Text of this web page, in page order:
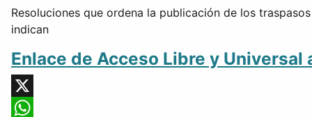
Resoluciones que ordena la publicación de los
indican
Enlace de Acceso Libre y Universal
X